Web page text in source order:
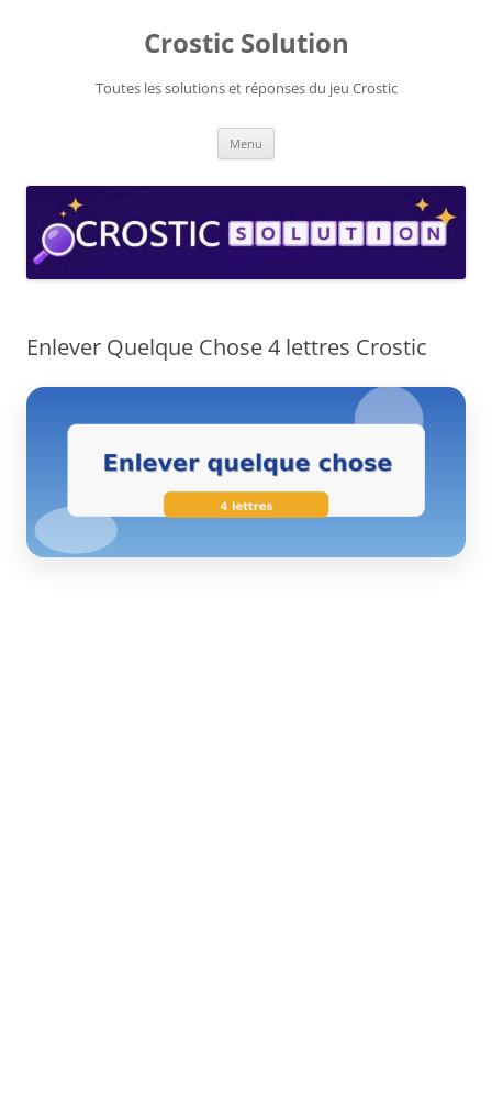
Crostic Solution
Toutes les solutions et réponses du jeu Crostic
Menu
Enlever Quelque Chose 4 lettres Crostic